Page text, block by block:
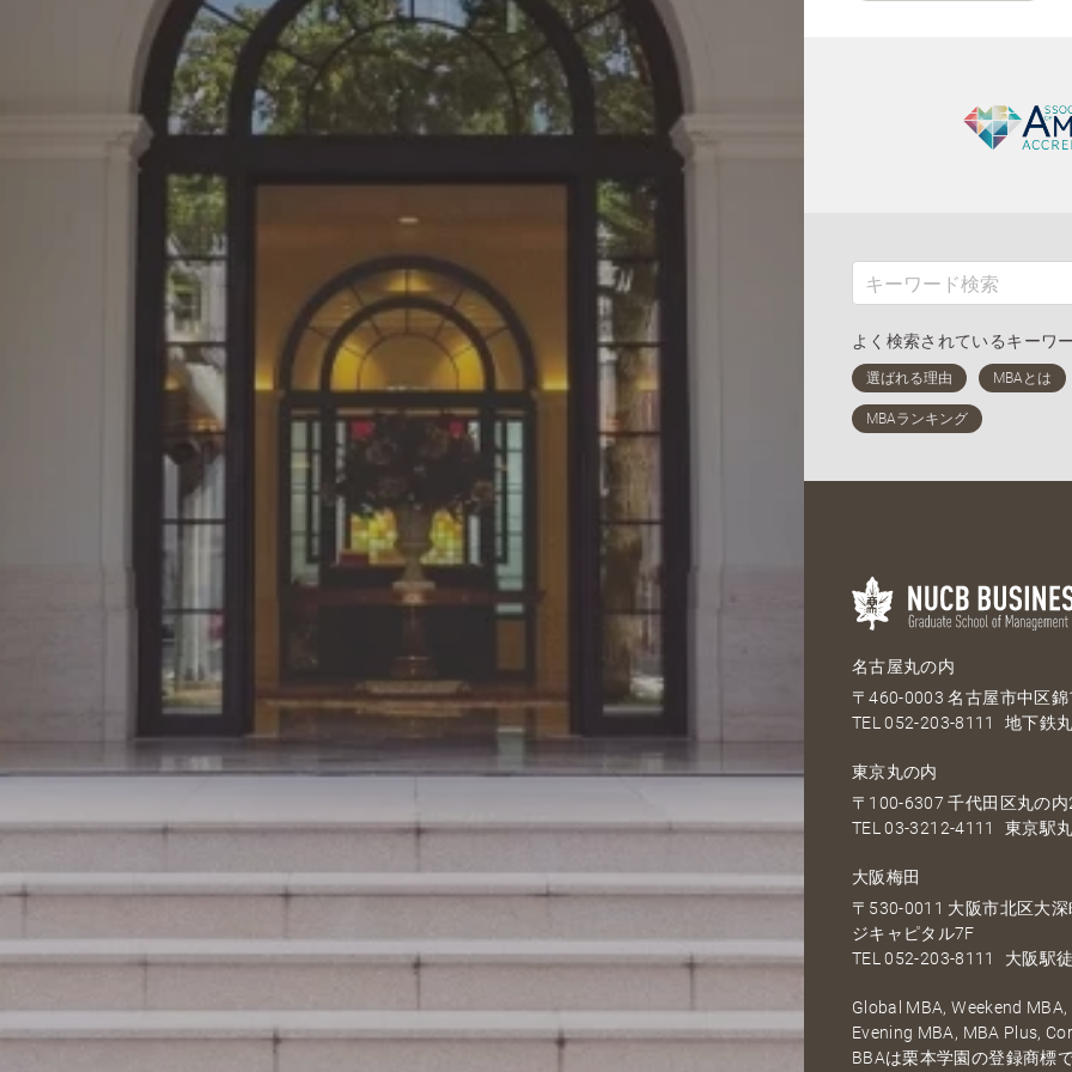
よく検索されているキーワ
名古屋丸の内
〒460-0003 名古屋市中区
TEL052-203-8111 地下鉄
東京丸の内
〒100-6307 千代田区丸の
TEL03-3212-4111 東京駅
大阪梅田
〒530-0011 大阪市北区大
ジキャピタル7F
TEL052-203-8111 大阪駅
Global MBA, Weekend
Evening MBA, MBA Plus,
BBAは栗本学園の登録商標